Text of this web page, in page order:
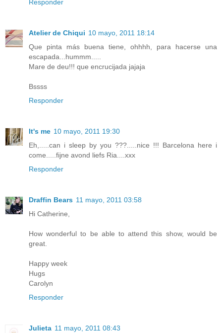
Responder
Atelier de Chiqui 10 mayo, 2011 18:14
Que pinta más buena tiene, ohhhh, para hacerse una
escapada...hummm.....
Mare de deu!!! que encrucijada jajaja
Bssss
Responder
It's me 10 mayo, 2011 19:30
Eh,.....can i sleep by you ???.....nice !!! Barcelona here i
come.....fijne avond liefs Ria....xxx
Responder
Draffin Bears 11 mayo, 2011 03:58
Hi Catherine,
How wonderful to be able to attend this show, would be
great.
Happy week
Hugs
Carolyn
Responder
Julieta 11 mayo, 2011 08:43